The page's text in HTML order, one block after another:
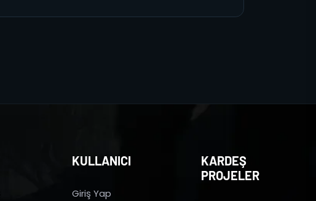
KULLANICI
Giriş Yap
KARDEŞ
PROJELER